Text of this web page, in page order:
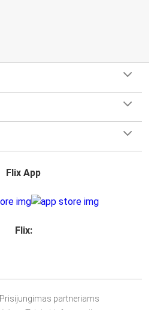
Flix App
Flix:
Prisijungimas partneriams